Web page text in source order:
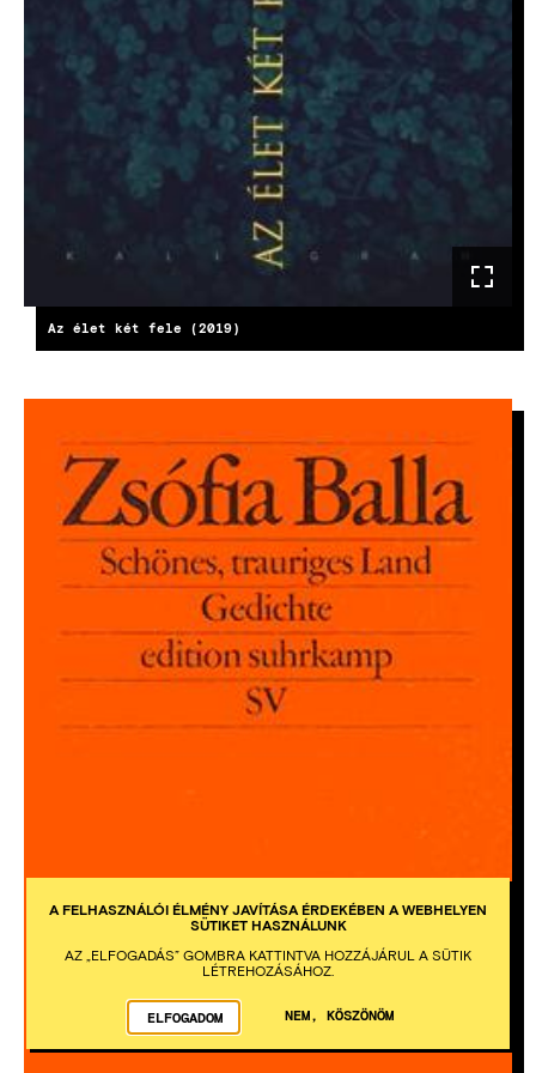
Az élet két fele (2019)
KÉP
A FELHASZNÁLÓI ÉLMÉNY JAVÍTÁSA ÉRDEKÉBEN A WEBHELYEN
SÜTIKET HASZNÁLUNK
AZ „ELFOGADÁS” GOMBRA KATTINTVA HOZZÁJÁRUL A SÜTIK
LÉTREHOZÁSÁHOZ.
ELFOGADOM NEM, KÖSZÖNÖM